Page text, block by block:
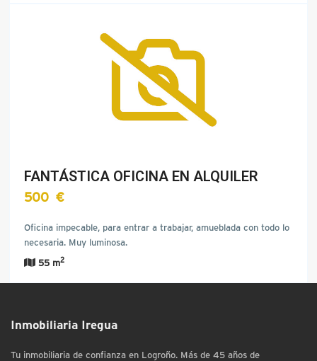
FANTÁSTICA OFICINA EN ALQUILER
500 €
Oficina impecable, para entrar a trabajar, amueblada con todo lo
necesaria. Muy luminosa.
55 m2
Inmobiliaria Iregua
Tu inmobiliaria de confianza en Logroño. Más de 45 años de